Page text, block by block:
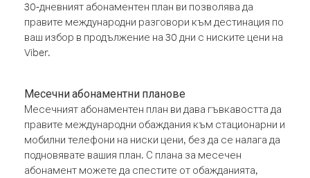
30-дневният абонаментен план ви позволява да
правите международни разговори към дестинация по
ваш избор в продължение на 30 дни с ниските цени на
Viber.
Месечни абонаментни планове
Месечният абонаментен план ви дава гъвкавостта да
правите международни обаждания към стационарни и
мобилни телефони на ниски цени, без да се налага да
подновявате вашия план. С плана за месечен
абонамент можете да спестите от обажданията,